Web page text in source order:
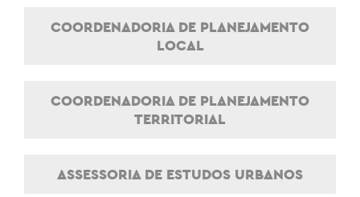
COORDENADORIA DE PLANEJAMENTO
LOCAL
COORDENADORIA DE PLANEJAMENTO
TERRITORIAL
ASSESSORIA DE ESTUDOS URBANOS